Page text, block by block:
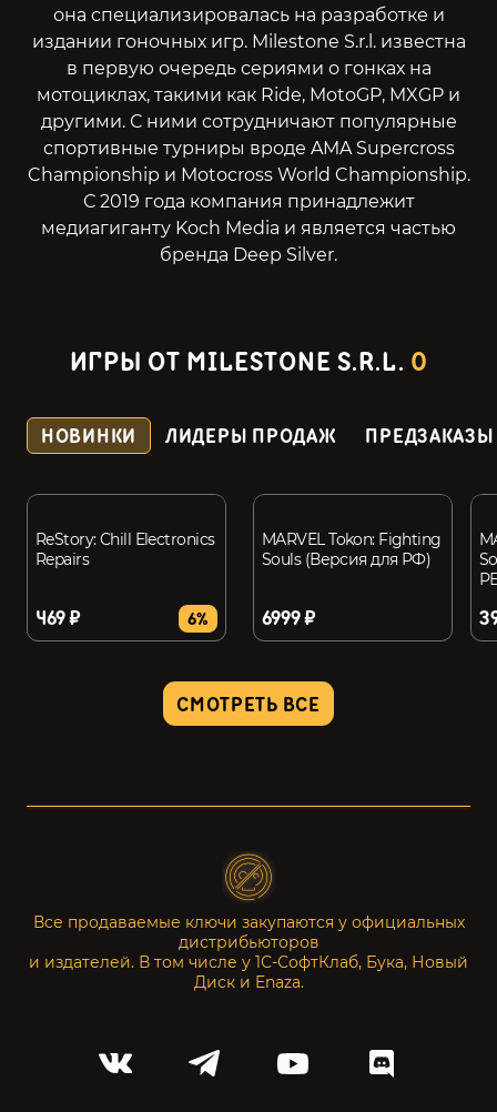
она специализировалась на разработке и
издании гоночных игр. Milestone S.r.l. известна
в первую очередь сериями о гонках на
мотоциклах, такими как Ride, MotoGP, MXGP и
другими. С ними сотрудничают популярные
спортивные турниры вроде AMA Supercross
Championship и Motocross World Championship.
С 2019 года компания принадлежит
медиагиганту Koch Media и является частью
бренда Deep Silver.
ИГРЫ ОТ MILESTONE S.R.L. 0
НОВИНКИ ЛИДЕРЫ ПРОДАЖ ПРЕДЗАКАЗЫ
ReStory: Chill Electronics
Repairs
469 ₽ 6%
MARVEL Tokon: Fighting
Souls (Версия для РФ)
6999 ₽
CМОТРЕТЬ ВСЕ
Все продаваемые ключи закупаются у официальных
дистрибьюторов
и издателей. В том числе у 1С-СофтКлаб, Бука, Новый
Диск и Enaza.